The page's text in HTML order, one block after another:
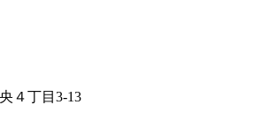
４丁目3-13